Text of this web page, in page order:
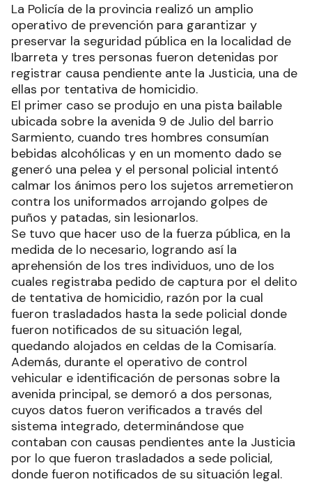
La Policía de la provincia realizó un amplio
operativo de prevención para garantizar y
preservar la seguridad pública en la localidad de
Ibarreta y tres personas fueron detenidas por
registrar causa pendiente ante la Justicia, una de
ellas por tentativa de homicidio.
El primer caso se produjo en una pista bailable
ubicada sobre la avenida 9 de Julio del barrio
Sarmiento, cuando tres hombres consumían
bebidas alcohólicas y en un momento dado se
generó una pelea y el personal policial intentó
calmar los ánimos pero los sujetos arremetieron
contra los uniformados arrojando golpes de
puños y patadas, sin lesionarlos.
Se tuvo que hacer uso de la fuerza pública, en la
medida de lo necesario, logrando así la
aprehensión de los tres individuos, uno de los
cuales registraba pedido de captura por el delito
de tentativa de homicidio, razón por la cual
fueron trasladados hasta la sede policial donde
fueron notificados de su situación legal,
quedando alojados en celdas de la Comisaría.
Además, durante el operativo de control
vehicular e identificación de personas sobre la
avenida principal, se demoró a dos personas,
cuyos datos fueron verificados a través del
sistema integrado, determinándose que
contaban con causas pendientes ante la Justicia
por lo que fueron trasladados a sede policial,
donde fueron notificados de su situación legal.